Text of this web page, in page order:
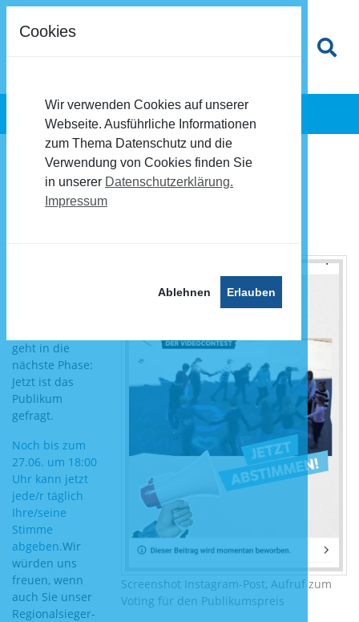
Cookies
Wir verwenden Cookies auf unserer
Webseite. Ausführliche Informationen
zum Thema Datenschutz und die
Verwendung von Cookies finden Sie
in unserer Datenschutzerklärung.
Impressum
Ablehnen Erlauben
Jetzt abstimmen!
06.06.2025
Screenshot Instagram-Post, Aufruf zum
Voting für den Publikumspreis
geht in die
nächste Phase:
Jetzt ist das
Publikum
gefragt.
Noch bis zum
27.06. um 18:00
Uhr kann jetzt
jede/r täglich
Ihre/seine
Stimme
abgeben.Wir
würden uns
freuen, wenn
auch Sie unser
Regionalsieger-